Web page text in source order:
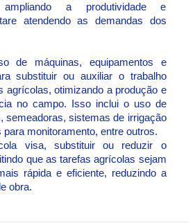
a produtividade e
atendendo as demandas dos
de máquinas, equipamentos e
substituir ou auxiliar o trabalho
agrícolas, otimizando a produção e
no campo. Isso inclui o uso de
semeadoras, sistemas de irrigação
monitoramento, entre outros.
visa, substituir ou reduzir o
que as tarefas agrícolas sejam
rápida e eficiente, reduzindo a
obra.